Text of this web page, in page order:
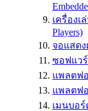
เครื่องเ
Players)
จอแสด
ซอฟแว
แพลตฟอ
แพลตฟ
เมนบอ